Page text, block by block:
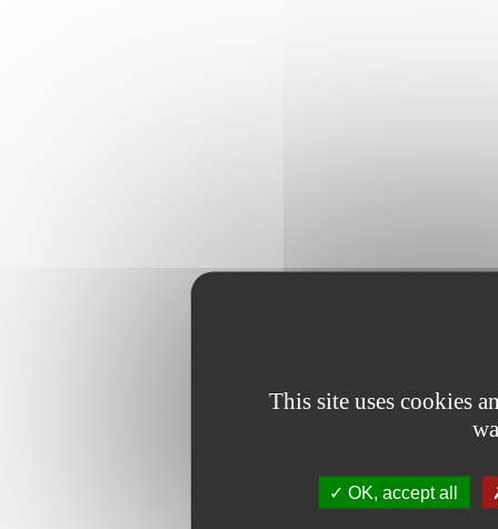
This site uses cookies
OK, accept all